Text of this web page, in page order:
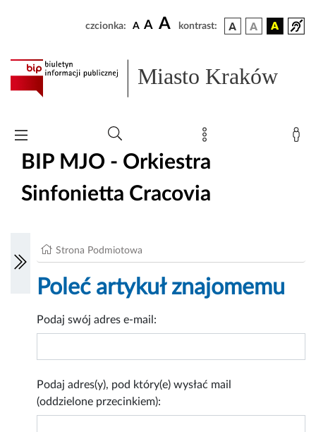
czcionka: A A A kontrast:
Miasto Kraków
BIP MJO - Orkiestra
Sinfonietta Cracovia
Strona Podmiotowa
Poleć artykuł znajomemu
Podaj swój adres e-mail:
Podaj adres(y), pod który(e) wysłać mail
(oddzielone przecinkiem):